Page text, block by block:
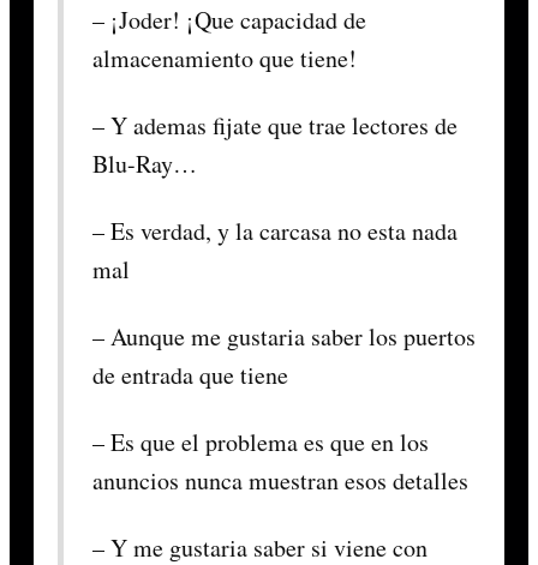
– ¡Joder! ¡Que capacidad de
almacenamiento que tiene!
– Y ademas fijate que trae lectores de
Blu-Ray…
– Es verdad, y la carcasa no esta nada
mal
– Aunque me gustaria saber los puertos
de entrada que tiene
– Es que el problema es que en los
anuncios nunca muestran esos detalles
– Y me gustaria saber si viene con